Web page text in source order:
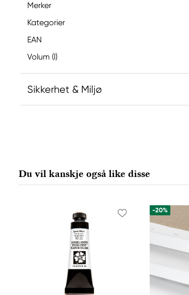
Merker
Kategorier
EAN
Volum (l)
Sikkerhet & Miljø
1160 Köpenhamn K, Denmark
city@stelling.dk
Du vil kanskje også like disse
-20%